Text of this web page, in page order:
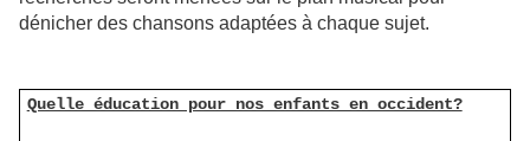
dénicher des chansons adaptées à chaque sujet.
Quelle éducation pour nos enfants en occident?